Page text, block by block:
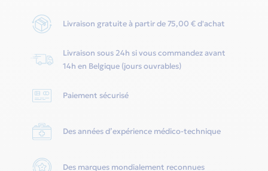
pour
12
One
Livraison gratuite à partir de 75,00 € d'achat
Livraison sous 24h si vous commandez avant
14h en Belgique (jours ouvrables)
Paiement sécurisé
Des années d’expérience médico-technique
Des marques mondialement reconnues